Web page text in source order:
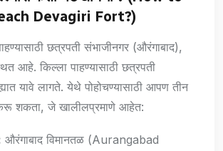
Devagiri Fort?)
छत्रपती संभाजीनगर (औरंगाबाद),
आहे. किल्ला पाहण्यासाठी छत्रपती
यावे लागते. येथे पोहोचण्यासाठी आपण तीन
करू शकता, जे खालीलप्रमाणे आहेत:
औरंगाबाद विमानतळ (Aurangabad